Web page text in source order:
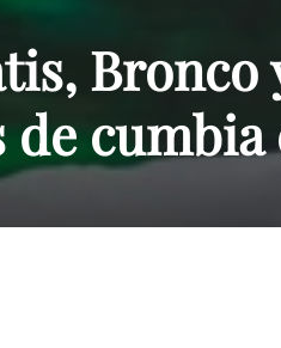
cumbia